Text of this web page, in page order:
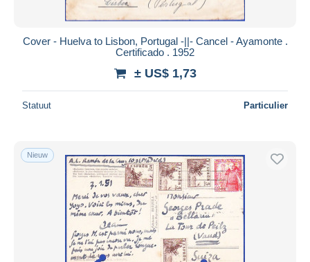
Cover - Huelva to Lisbon, Portugal -||- Cancel - Ayamonte .
Certificado . 1952
± US$ 1,73
Statuut Particulier
Nieuw